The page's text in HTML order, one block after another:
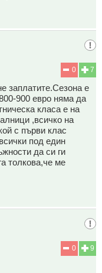
7
0
заплатите.Сезона е
900 евро няма да
класа е на
,всичко на
с първи клас
под един
да си ги
толкова,че ме
9
0